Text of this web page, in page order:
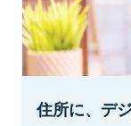
住所に、デ